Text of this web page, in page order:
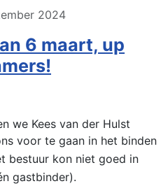
2024
6 maart, up
we Kees van der Hulst
voor te gaan in het binden
bestuur kon niet goed in
gastbinder).